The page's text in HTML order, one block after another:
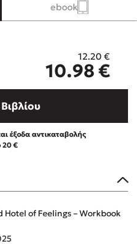
μπροστά, πίσω
ebook
Hotel of Feelings – Workbook
12.20 €
10.98€
έξοδα αντικαταβολής
20 €